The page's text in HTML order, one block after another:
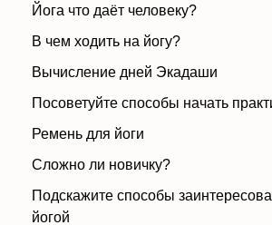
Йога что даёт человеку?
В чем ходить на йогу?
Вычисление дней Экадаши
Посоветуйте способы начать
Ремень для йоги
Сложно ли новичку?
Подскажите способы
йогой